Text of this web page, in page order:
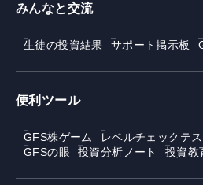
みんなと交流
生徒の投資結果 サポート掲示板
便利ツール
GFS株ゲーム レベルチェックテス
GFSの眼
投資分析ノート 投資教